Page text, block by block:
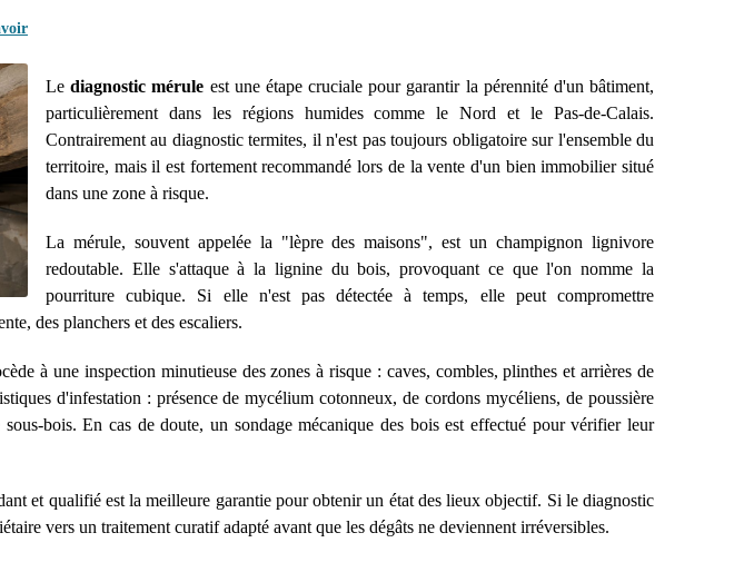
Lediagnostic mérule est une étape cruciale pour garantir la pérennité d'un bâtiment,
particulièrement dans les régions humides comme le Nord et le Pas-de-Calais.
Contrairement au diagnostic termites, il n'est pas toujours obligatoire sur l'ensemble du
territoire, mais il est fortement recommandé lors de la vente d'un bien immobilier situé
dans une zone à risque.
La mérule, souvent appelée la "lèpre des maisons", est un champignon lignivore
redoutable. Elle s'attaque à la lignine du bois, provoquant ce que l'on nomme la
pourriture cubique. Si elle n'est pas détectée à temps, elle peut compromettre
des planchers et des escaliers.
à une inspection minutieuse des zones à risque : caves, combles, plinthes et arrières de
d'infestation : présence de mycélium cotonneux, de cordons mycéliens, de poussière
bois. En cas de doute, un sondage mécanique des bois est effectué pour vérifier leur
et qualifié est la meilleure garantie pour obtenir un état des lieux objectif. Si le diagnostic
vers un traitement curatif adapté avant que les dégâts ne deviennent irréversibles.